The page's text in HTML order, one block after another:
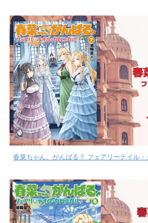
春菜ちゃん、がんばる？ フェアリーテイル